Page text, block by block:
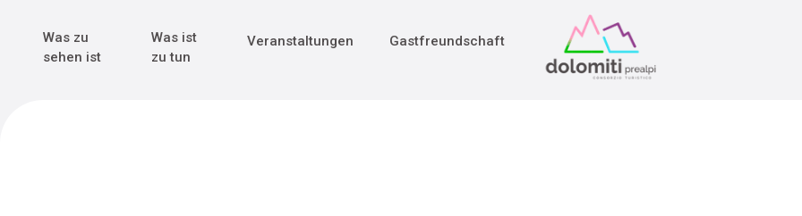
Main Navigation
Was zu
sehen ist
Was ist
zu tun
Veranstaltungen Gastfreundschaft